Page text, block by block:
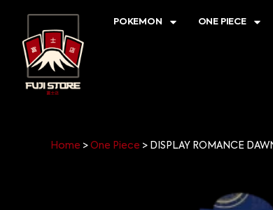
POKEMON ONE PIECE
Home > One Piece > DISPLAY ROMANCE